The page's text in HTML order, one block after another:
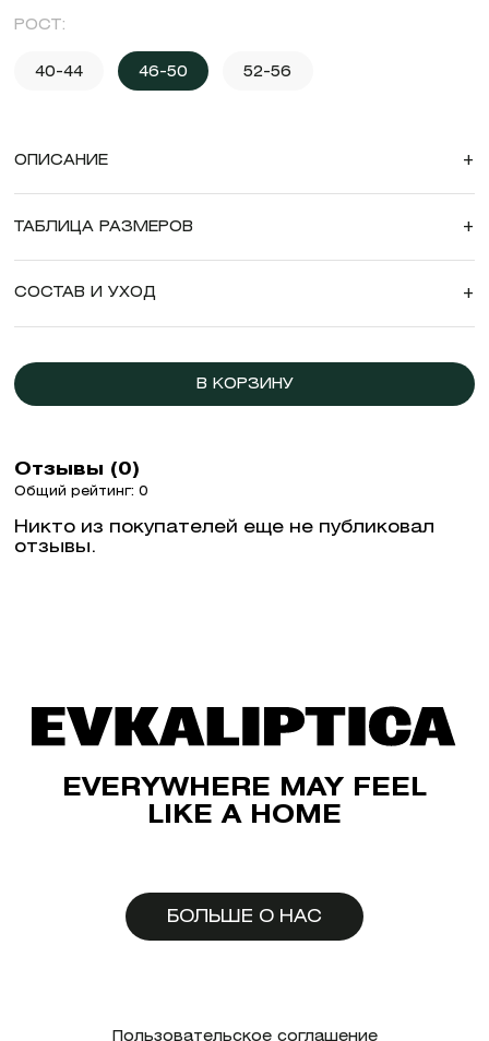
РОСТ:
40-44 46-50 52-56
ОПИСАНИЕ +
ТАБЛИЦА РАЗМЕРОВ +
СОСТАВ И УХОД +
В КОРЗИНУ
Отзывы (0)
Общий рейтинг: 0
Никто из покупателей еще не публиковал
отзывы.
EVERYWHERE MAY FEEL
LIKE A HOME
БОЛЬШЕ О НАС
Пользовательское соглашение